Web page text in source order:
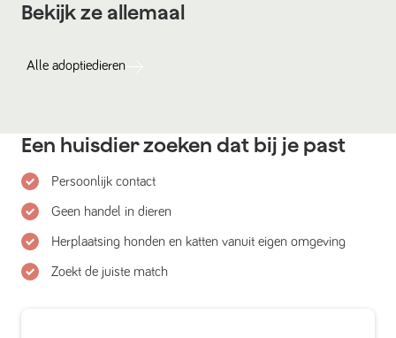
Bekijk ze allemaal
Alle adoptiedieren
Een huisdier zoeken dat bij je past
Persoonlijk contact
Geen handel in dieren
Herplaatsing honden en katten vanuit eigen omgeving
Zoekt de juiste match